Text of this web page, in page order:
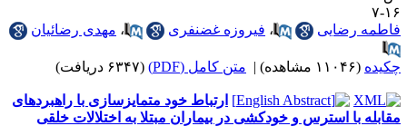
، فیروزه غضنفری ، مهدی رضائیان
| متن کامل (PDF) (۶۳۴۷ دریافت)
ارتباط خود متمایزسازی با راهبردهای
استرس و خودکشی در بیماران مبتلا به اختلالات خلقی